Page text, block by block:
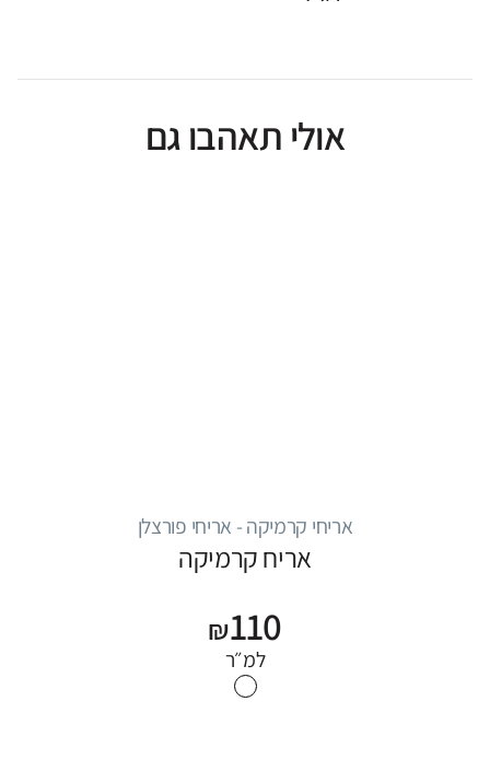
אולי תאהבו גם
אריחי קרמיקה - אריחי פורצלן
אריח קרמיקה
₪110
למ״ר